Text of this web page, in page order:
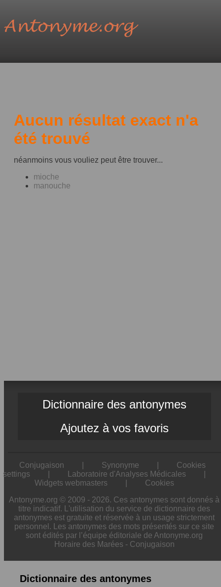
Aucun résultat exact n'a
été trouvé
néanmoins vous vouliez peut être trouver...
mioche
manouche
Dictionnaire des antonymes
Ajoutez à vos favoris
Conjugaison Synonyme
Cookies
settings
Laboratoire d'Analyses Médicales
Widgets webmasters
Cookies
Antonyme.org © 2009 - 2026. Ces antonymes sont donnés à
titre indicatif. L'utilisation du service de dictionnaire des
antonymes est gratuite et réservée à un usage strictement
personnel. Les antonymes des mots présentés sur ce site
sont édités par l’équipe éditoriale de Antonyme.org
Horaire des Marées - Conjugaison
Dictionnaire des antonymes